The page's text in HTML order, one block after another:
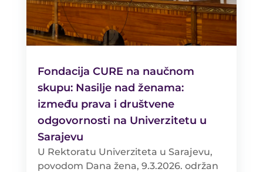
Fondacija CURE na naučnom
skupu: Nasilje nad ženama:
između prava i društvene
odgovornosti na Univerzitetu u
Sarajevu
U Rektoratu Univerziteta u Sarajevu,
povodom Dana žena, 9.3.2026. održan